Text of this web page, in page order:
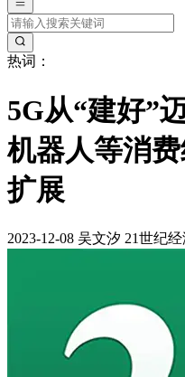
热词：
5G从“建好”
机器人等消
扩展
2023-12-08 吴文汐 21世纪